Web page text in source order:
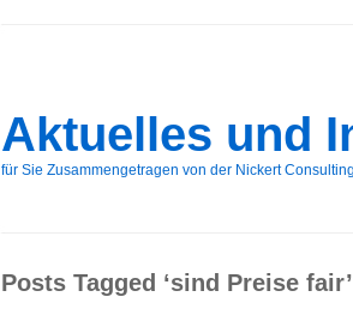
Aktuelles und
für Sie Zusammengetragen von der Nickert
Posts Tagged ‘sind Preise fair’